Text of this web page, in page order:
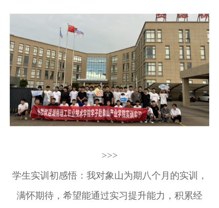
>>>
学生实训初感悟：我对象山为期八个月的实训，
满怀期待，希望能通过实习提升能力，积累经